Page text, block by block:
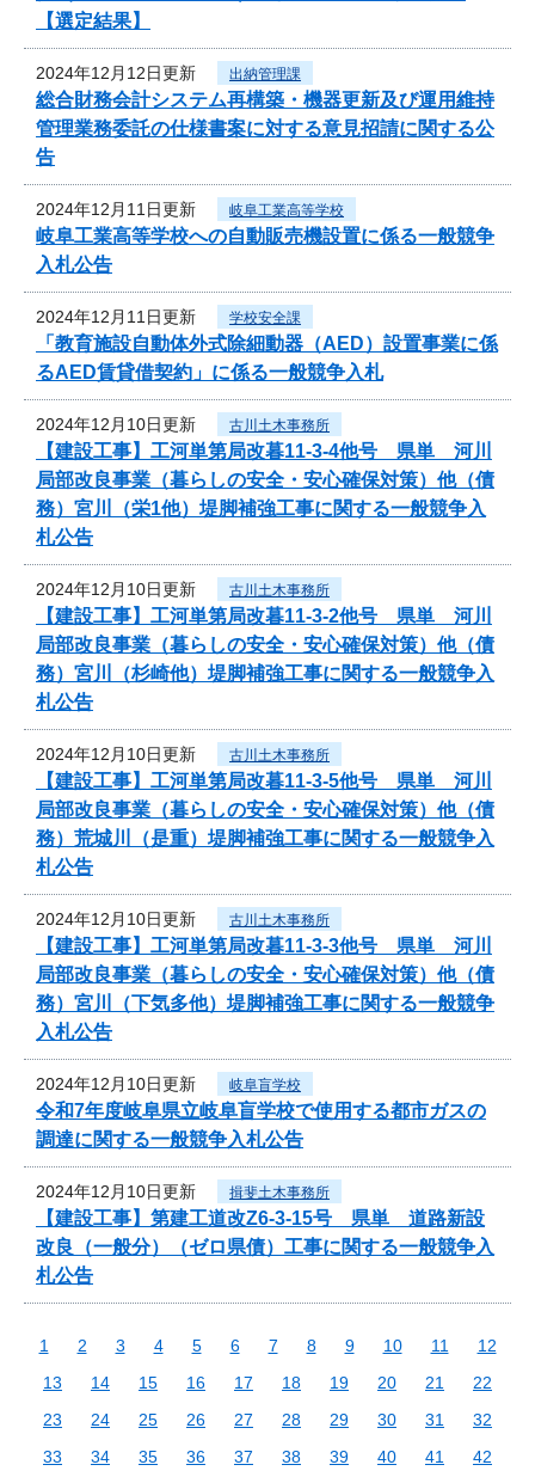
【選定結果】
2024年12月12日更新 出納管理課
総合財務会計システム再構築・機器更新及び運用維持
管理業務委託の仕様書案に対する意見招請に関する公
告
2024年12月11日更新 岐阜工業高等学校
岐阜工業高等学校への自動販売機設置に係る一般競争
入札公告
2024年12月11日更新 学校安全課
「教育施設自動体外式除細動器（AED）設置事業に係
るAED賃貸借契約」に係る一般競争入札
2024年12月10日更新 古川土木事務所
【建設工事】工河単第局改暮11-3-4他号 県単 河川
局部改良事業（暮らしの安全・安心確保対策）他（債
務）宮川（栄1他）堤脚補強工事に関する一般競争入
札公告
2024年12月10日更新 古川土木事務所
【建設工事】工河単第局改暮11-3-2他号 県単 河川
局部改良事業（暮らしの安全・安心確保対策）他（債
務）宮川（杉崎他）堤脚補強工事に関する一般競争入
札公告
2024年12月10日更新 古川土木事務所
【建設工事】工河単第局改暮11-3-5他号 県単 河川
局部改良事業（暮らしの安全・安心確保対策）他（債
務）荒城川（是重）堤脚補強工事に関する一般競争入
札公告
2024年12月10日更新 古川土木事務所
【建設工事】工河単第局改暮11-3-3他号 県単 河川
局部改良事業（暮らしの安全・安心確保対策）他（債
務）宮川（下気多他）堤脚補強工事に関する一般競争
入札公告
2024年12月10日更新 岐阜盲学校
令和7年度岐阜県立岐阜盲学校で使用する都市ガスの
調達に関する一般競争入札公告
2024年12月10日更新 揖斐土木事務所
【建設工事】第建工道改Z6-3-15号 県単 道路新設
改良（一般分）（ゼロ県債）工事に関する一般競争入
札公告
1 2 3 4 5 6 7 8 9 10 11
12
13
14 15 16 17 18 19 20 21
22
23
24 25 26 27 28 29 30 31
32
33
34 35 36 37 38 39 40 41
42